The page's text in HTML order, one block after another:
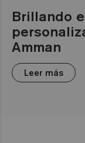
Brillando
Amman
Leer más